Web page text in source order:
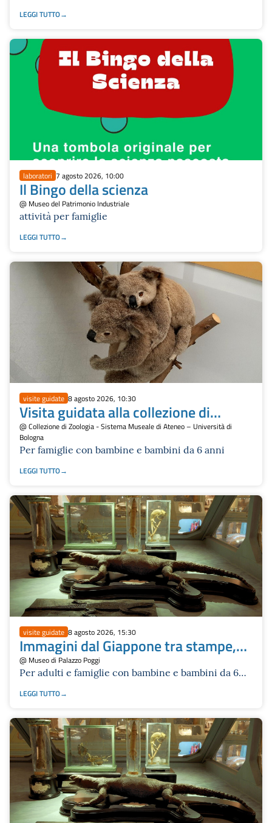
LEGGI TUTTO
laboratori 7 agosto 2026, 10:00
Il Bingo della scienza
@ Museo del Patrimonio Industriale
attività per famiglie
LEGGI TUTTO
visite guidate 8 agosto 2026, 10:30
Visita guidata alla collezione di
Zoologia
@ Collezione di Zoologia - Sistema Museale di Ateneo – Università di
Bologna
Per famiglie con bambine e bambini da 6 anni
LEGGI TUTTO
visite guidate 8 agosto 2026, 15:30
Immagini dal Giappone tra stampe,
dipinti, libri illustrati e oggetti di vita
quotidiana
@ Museo di Palazzo Poggi
Per adulti e famiglie con bambine e bambini da 6
LEGGI TUTTO